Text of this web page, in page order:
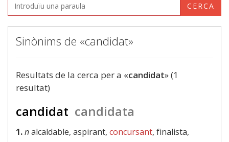
CERCA
Sinònims de «candidat»
Resultats de la cerca per a «candidat» (1
resultat)
candidat candidata
1.nalcaldable, aspirant, concursant, finalista,